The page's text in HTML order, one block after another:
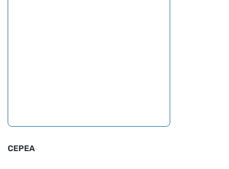
CEPEA